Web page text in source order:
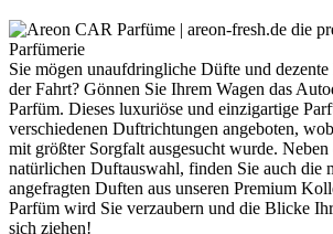
Sie mögen unaufdringliche Düfte und
der Fahrt? Gönnen Sie Ihrem Wagen das
Parfüm. Dieses luxuriöse und einzigartige
verschiedenen Duftrichtungen angeboten,
mit größter Sorgfalt ausgesucht wurde.
natürlichen Duftauswahl, finden Sie auch die
angefragten Duften aus unseren Premium
Parfüm wird Sie verzaubern und die Blicke
sich ziehen!